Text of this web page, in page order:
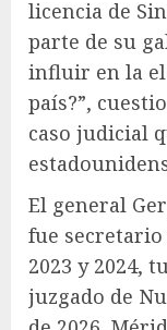
licencia de
parte de su
influir en la
país?”,
caso judicial
El general
fue secretario
2023 y 2024,
juzgado de